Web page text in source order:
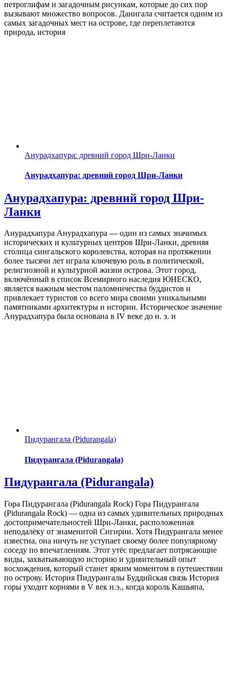
петроглифам и загадочным рисункам, которые до сих пор
вызывают множество вопросов. Данигала считается одним из
самых загадочных мест на острове, где переплетаются
природа, история
Анурадхапура: древний город Шри-Ланки
Анурадхапура: древний город Шри-Ланки
Анурадхапура: древний город Шри-
Ланки
Анурадхапура Анурадхапура — один из самых значимых
исторических и культурных центров Шри-Ланки, древняя
столица сингальского королевства, которая на протяжении
более тысячи лет играла ключевую роль в политической,
религиозной и культурной жизни острова. Этот город,
включённый в список Всемирного наследия ЮНЕСКО,
является важным местом паломничества буддистов и
привлекает туристов со всего мира своими уникальными
памятниками архитектуры и истории. Историческое значение
Анурадхапура была основана в IV веке до н. э. и
Пидурангала (Pidurangala)
Пидурангала (Pidurangala)
Пидурангала (Pidurangala)
Гора Пидурангала (Pidurangala Rock) Гора Пидурангала
(Pidurangala Rock) — одна из самых удивительных природных
достопримечательностей Шри-Ланки, расположенная
неподалёку от знаменитой Сигирии. Хотя Пидурангала менее
известна, она ничуть не уступает своему более популярному
соседу по впечатлениям. Этот утёс предлагает потрясающие
виды, захватывающую историю и удивительный опыт
восхождения, который станет ярким моментом в путешествии
по острову. История Пидурангалы Буддийская связь История
горы уходит корнями в V век н.э., когда король Кашьяпа,